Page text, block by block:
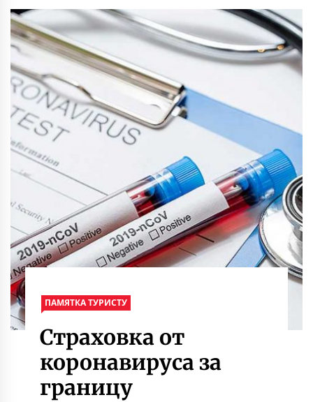
ПАМЯТКА ТУРИСТУ
Страховка от
коронавируса за
границу